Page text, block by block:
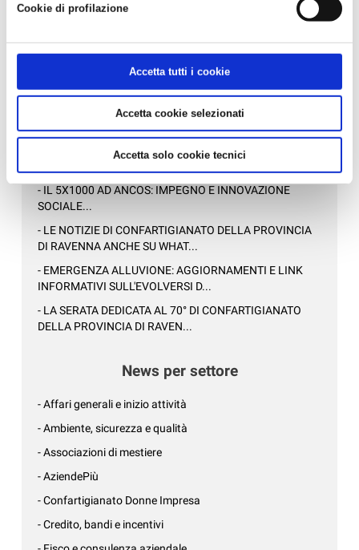
Cookie di profilazione
Accetta tutti i cookie
Accetta cookie selezionati
Accetta solo cookie tecnici
E SERVIZI DI QUALITÀ PER...
- LA TUA AZIENDA E' DAVVERO SOSTENIBILE?...
Altre Varie
- AZIENDEPIÙ 3/2026 (FASCICOLO NR. 128) -
- IL 5X1000 AD ANCOS: IMPEGNO E INNOVAZIONE
SOCIALE...
- LE NOTIZIE DI CONFARTIGIANATO DELLA PROVINCIA
DI RAVENNA ANCHE SU WHAT...
- EMERGENZA ALLUVIONE: AGGIORNAMENTI E LINK
INFORMATIVI SULL'EVOLVERSI D...
- LA SERATA DEDICATA AL 70° DI CONFARTIGIANATO
DELLA PROVINCIA DI RAVEN...
News per settore
- Affari generali e inizio attività
- Ambiente, sicurezza e qualità
- Associazioni di mestiere
- AziendePiù
- Confartigianato Donne Impresa
- Credito, bandi e incentivi